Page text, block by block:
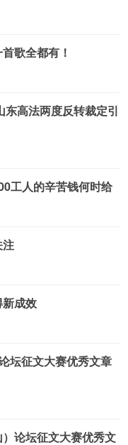
歌全都有！
高法两度反转裁定引
工人的辛苦钱何时给
注
成效
坛征文大赛优秀文章
论坛征文大赛优秀文